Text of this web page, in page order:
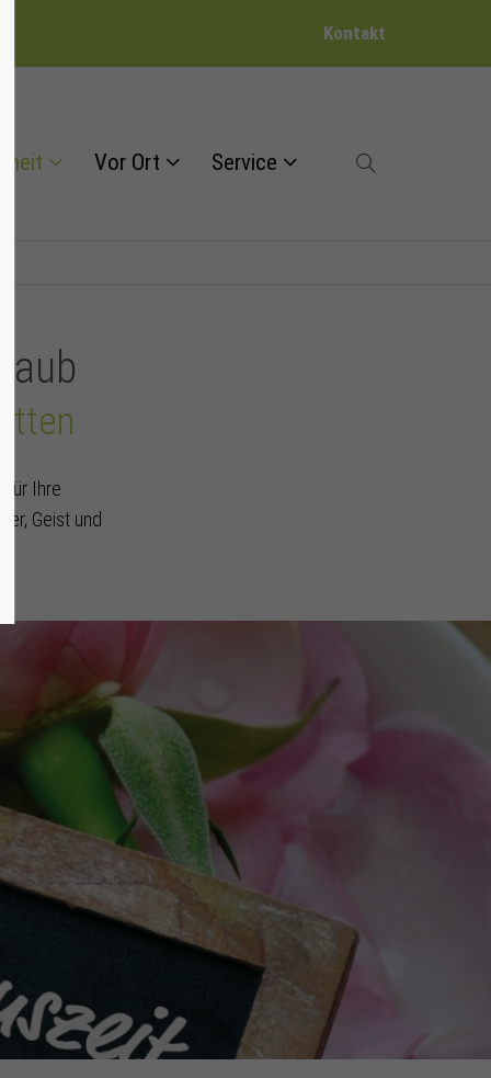
Kontakt
Vor Ort Service
für Ihre
Geist und